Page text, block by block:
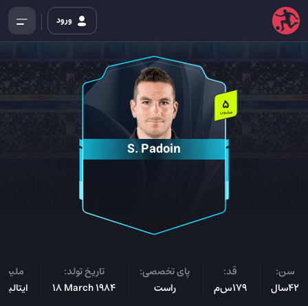
ورود
S. Padoin
5
میلیون
سن:
42سال
قد:
179س‌م
پای تخصصی:
راست
تاریخ تولد:
18 March 1984
ملیت: